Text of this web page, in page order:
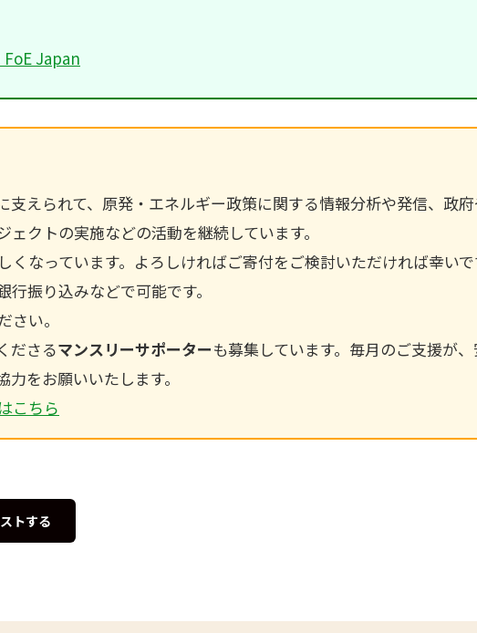
Japan
支えられて、原発・エネルギー政策に関する情報分析や発信、政
クトの実施などの活動を継続しています。
なっています。よろしければご寄付をご検討いただければ幸いで
振り込みなどで可能です。
さい。
ださるマンスリーサポーターも募集しています。毎月のご支援が
をお願いいたします。
こちら
トする